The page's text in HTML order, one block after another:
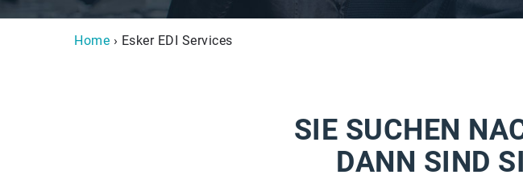
Home › Esker EDI Services
SIE SUCHEN
DANN SIND